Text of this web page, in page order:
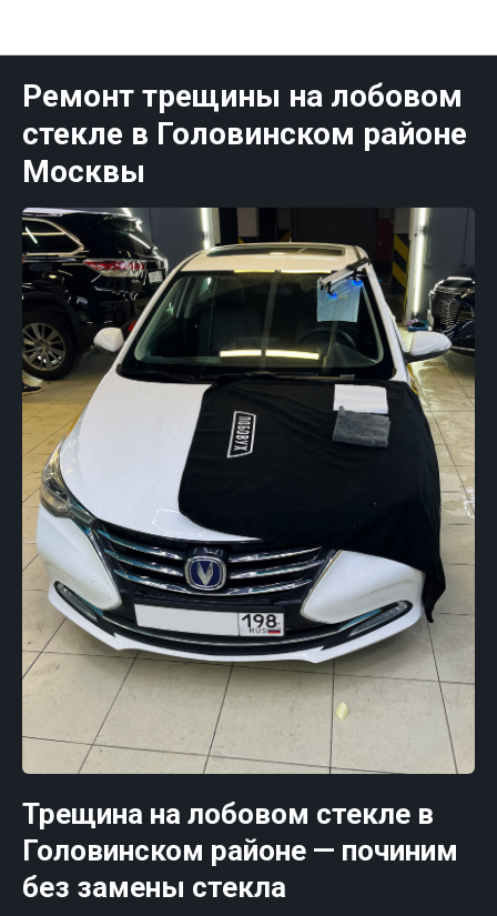
Ремонт трещины на лобовом
стекле в Головинском районе
Москвы
Трещина на лобовом стекле в
Головинском районе — починим
без замены стекла